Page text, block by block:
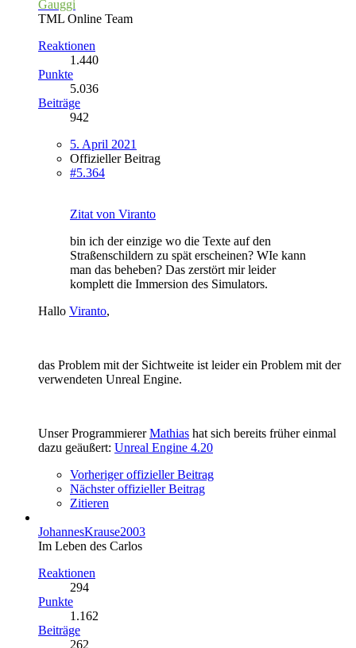
Gauggi
TML Online Team
Reaktionen
1.440
Punkte
5.036
Beiträge
942
5. April 2021
Offizieller Beitrag
#5.364
Zitat von Viranto
bin ich der einzige wo die Texte auf den
Straßenschildern zu spät erscheinen? WIe kann
man das beheben? Das zerstört mir leider
komplett die Immersion des Simulators.
Hallo Viranto,
das Problem mit der Sichtweite ist leider ein Problem mit der
verwendeten Unreal Engine.
Unser ProgrammiererMathias hat sich bereits früher einmal
dazu geäußert: Unreal Engine 4.20
Vorheriger offizieller Beitrag
Nächster offizieller Beitrag
Zitieren
JohannesKrause2003
Im Leben des Carlos
Reaktionen
294
Punkte
1.162
Beiträge
262